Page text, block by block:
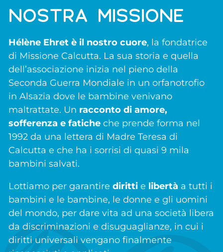
NOSTRA MISSIONE
Hélène Ehret è il nostro cuore, la fondatrice
di Missione Calcutta. La sua storia e quella
dell’associazione inizia nel pieno della
Seconda Guerra Mondiale in un orfanotrofio
in Alsazia dove le bambine venivano
maltrattate. Un racconto di amore,
sofferenza e fatiche che prende forma nel
1992 da una lettera di Madre Teresa di
Calcutta e che ha i sorrisi di quasi 9 mila
bambini salvati.
Lottiamo per garantirediritti e libertà a tutti i
bambini e le bambine, le donne e gli uomini
del mondo, per dare vita ad una società libera
da discriminazioni e disuguaglianze, in cui i
diritti universali vengano finalmente